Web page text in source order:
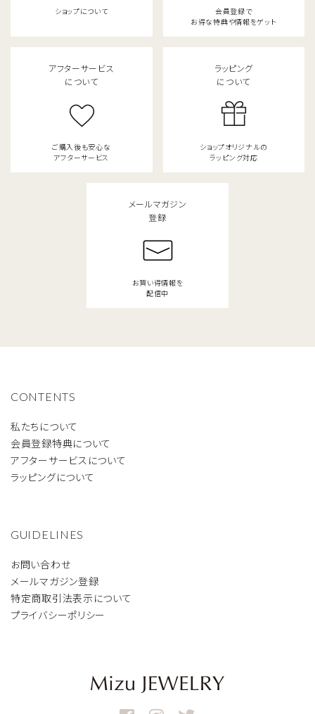
ショップについて
会員登録で
お得な特典や情報をゲット
アフターサービス
について
ご購入後も安心な
アフターサービス
ラッピング
について
ショップオリジナルの
ラッピング対応
メールマガジン
登録
お買い得情報を
配信中
CONTENTS
私たちについて
会員登録特典について
アフターサービスについて
ラッピングについて
GUIDELINES
お問い合わせ
メールマガジン登録
特定商取引法表示について
プライバシーポリシー